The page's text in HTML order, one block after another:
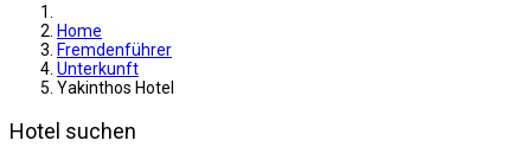
Home
Fremdenführer
Unterkunft
Yakinthos Hotel
Hotel suchen